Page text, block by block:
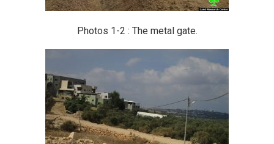
Photos 1-2 : The metal gate.